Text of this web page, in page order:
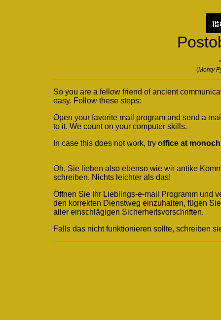
(Monty
So you are a fellow friend of ancient
easy. Follow these steps:
Open your favorite mail program and send a
to it. We count on your computer skills.
In case this does not work, try office at
Oh, Sie lieben also ebenso wie wir antike
schreiben. Nichts leichter als das!
Öffnen Sie Ihr Lieblings-e-mail Programm und
den korrekten Dienstweg einzuhalten, fügen
aller einschlägigen Sicherheitsvorschriften.
Falls das nicht funktionieren sollte, schreiben